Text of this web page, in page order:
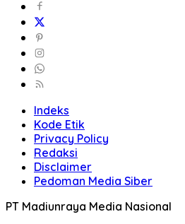
Indeks
Kode Etik
Privacy Policy
Redaksi
Disclaimer
Pedoman Media Siber
PT Madiunraya Media Nasional